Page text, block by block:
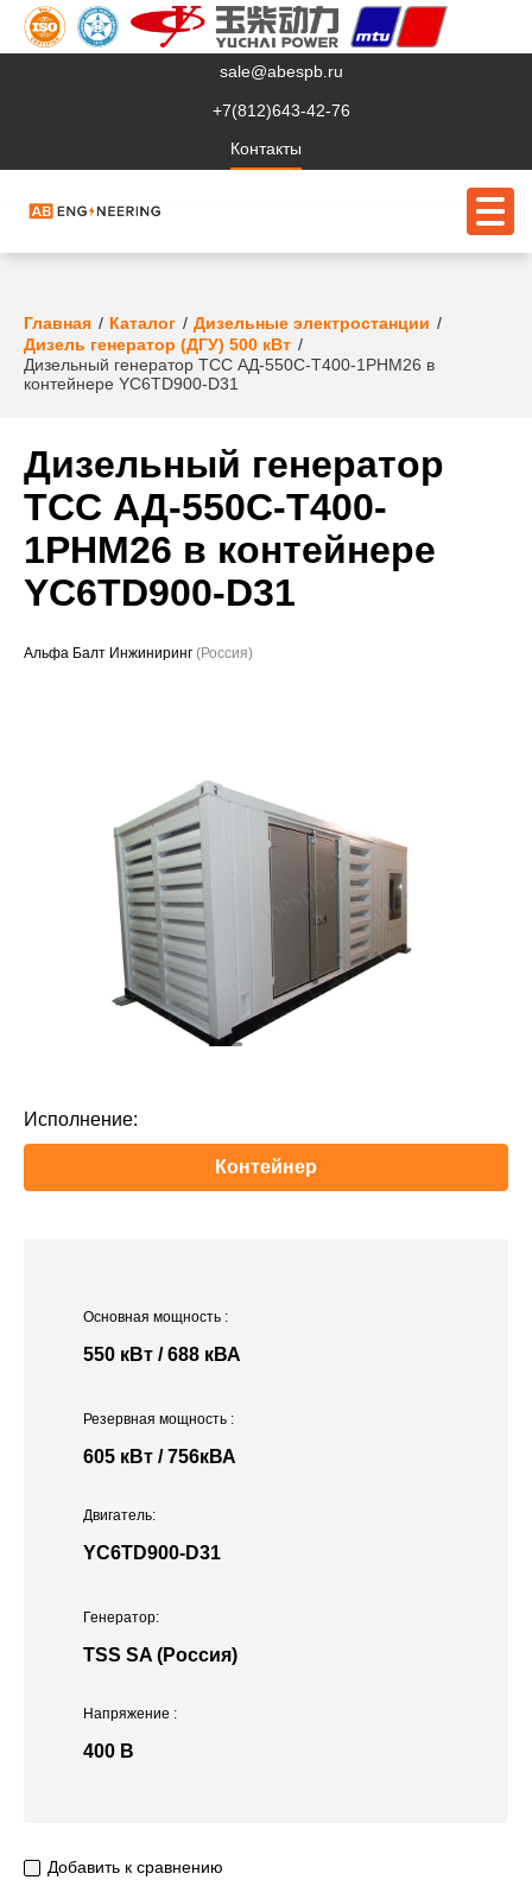
sale@abespb.ru
+7(812)643-42-76
Контакты
О компании
Клиентам
Сервис
Судовое ЭО
Проекты
Главная Каталог
Дизельные электростанции
Дизель генератор (ДГУ) 500 кВт
Дизельный генератор ТСС АД-550С-Т400-1РНМ26 в
контейнере YC6TD900-D31
Дизельный генератор
ТСС АД-550С-Т400-
1РНМ26 в контейнере
YC6TD900-D31
Альфа Балт Инжиниринг (Россия)
Исполнение:
Контейнер
Основная мощность :
550 кВт / 688 кВА
Двигатель:
YC6TD900-D31
Напряжение :
400 В
Резервная мощность :
605 кВт / 756кВА
Генератор:
TSS SA (Россия)
Добавить к сравнению